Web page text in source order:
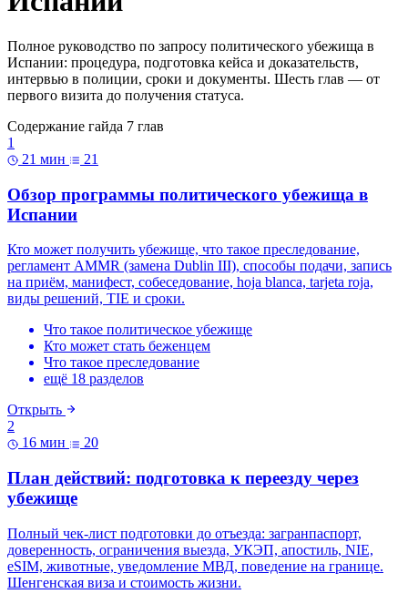
Полное руководство по запросу политического убежища в
Испании: процедура, подготовка кейса и доказательств,
интервью в полиции, сроки и документы. Шесть глав — от
первого визита до получения статуса.
Содержание гайда 7 глав
1
21 мин
21
Обзор программы политического убежища в
Испании
Кто может получить убежище, что такое преследование,
регламент AMMR (замена Dublin III), способы подачи, запись
на приём, манифест, собеседование, hoja blanca, tarjeta roja,
виды решений, TIE и сроки.
Что такое политическое убежище
Кто может стать беженцем
Что такое преследование
ещё 18 разделов
Открыть
2
16 мин
20
План действий: подготовка к переезду через
убежище
Полный чек-лист подготовки до отъезда: загранпаспорт,
доверенность, ограничения выезда, УКЭП, апостиль, NIE,
eSIM, животные, уведомление МВД, поведение на границе.
Шенгенская виза и стоимость жизни.